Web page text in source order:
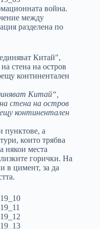
война.
между
разделена по
Китай“,
стена на остров
континентален
пунктове, а
които трябва
някои места
горички. На
в цимент, за да